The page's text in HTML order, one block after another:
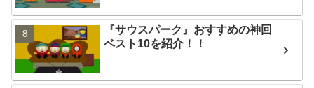
『サウスパーク』おすすめの神回
ベスト10を紹介！！